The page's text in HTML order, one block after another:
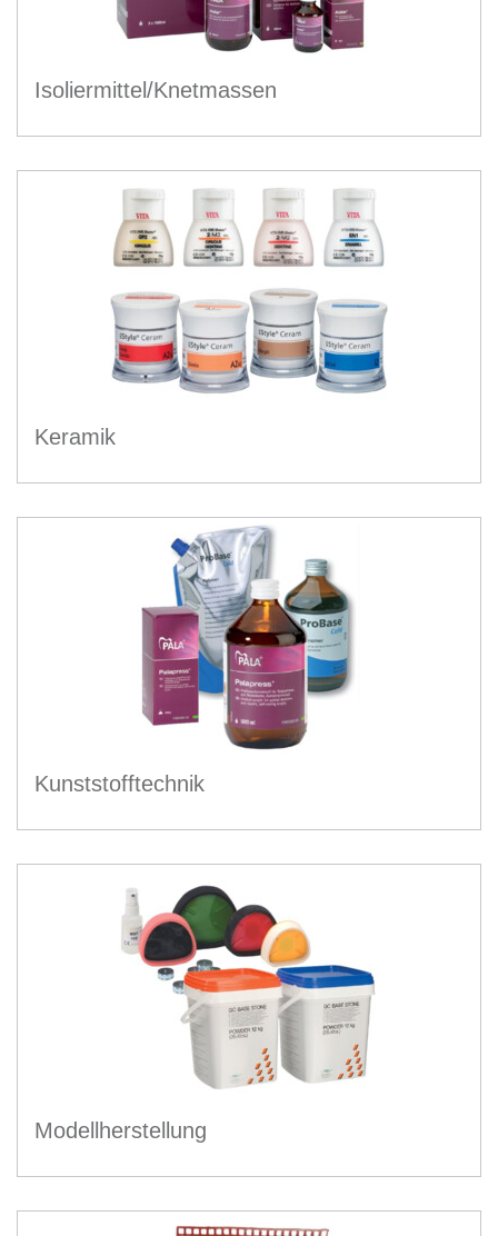
Isoliermittel/Knetmassen
Keramik
Kunststofftechnik
Modellherstellung